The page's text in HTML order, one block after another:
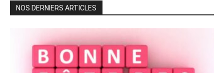
NOS DERNIERS ARTICLES